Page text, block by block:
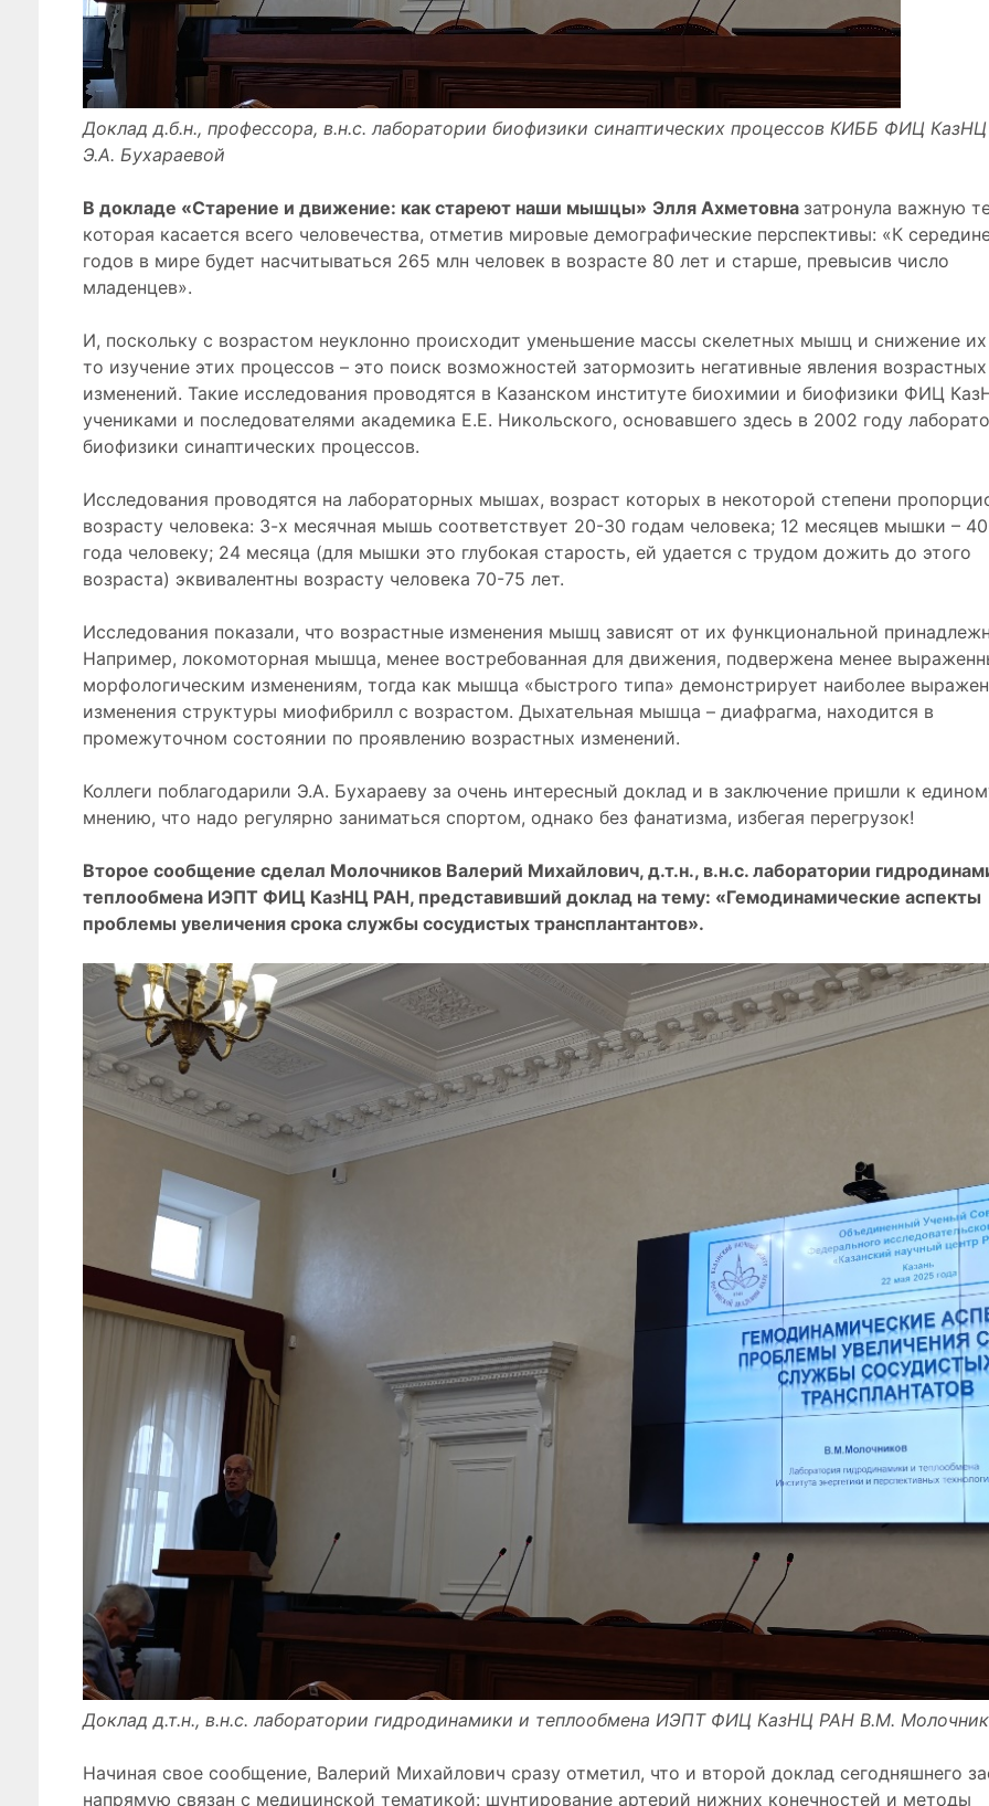
Доклад д.б.н., профессора, в.н.с. лаборатории биофизики синаптических процессов КИББ ФИЦ
Э.А. Бухараевой
В докладе «Старение и движение: как стареют наши мышцы» Элля Ахметовна затронула важную
которая касается всего человечества, отметив мировые демографические перспективы: «К
годов в мире будет насчитываться 265 млн человек в возрасте 80 лет и старше, превысив число
младенцев».
И, поскольку с возрастом неуклонно происходит уменьшение массы скелетных мышц и снижение
то изучение этих процессов – это поиск возможностей затормозить негативные явления возрастных
изменений. Такие исследования проводятся в Казанском институте биохимии и биофизики ФИЦ
учениками и последователями академика Е.Е. Никольского, основавшего здесь в 2002 году
биофизики синаптических процессов.
Исследования проводятся на лабораторных мышах, возраст которых в некоторой степени
возрасту человека: 3-х месячная мышь соответствует 20-30 годам человека; 12 месяцев мышки –
года человеку; 24 месяца (для мышки это глубокая старость, ей удается с трудом дожить до этого
возраста) эквивалентны возрасту человека 70-75 лет.
Исследования показали, что возрастные изменения мышц зависят от их функциональной
Например, локомоторная мышца, менее востребованная для движения, подвержена менее
морфологическим изменениям, тогда как мышца «быстрого типа» демонстрирует наиболее
изменения структуры миофибрилл с возрастом. Дыхательная мышца – диафрагма, находится в
промежуточном состоянии по проявлению возрастных изменений.
Коллеги поблагодарили Э.А. Бухараеву за очень интересный доклад и в заключение пришли к
мнению, что надо регулярно заниматься спортом, однако без фанатизма, избегая перегрузок!
Второе сообщение сделал Молочников Валерий Михайлович, д.т.н., в.н.с. лаборатории
теплообмена ИЭПТ ФИЦ КазНЦ РАН, представивший доклад на тему: «Гемодинамические аспекты
проблемы увеличения срока службы сосудистых трансплантантов».
Доклад д.т.н., в.н.с. лаборатории гидродинамики и теплообмена ИЭПТ ФИЦ КазНЦ РАН В.М.
Начиная свое сообщение, Валерий Михайлович сразу отметил, что и второй доклад сегодняшнего
напрямую связан с медицинской тематикой: шунтирование артерий нижних конечностей и методы